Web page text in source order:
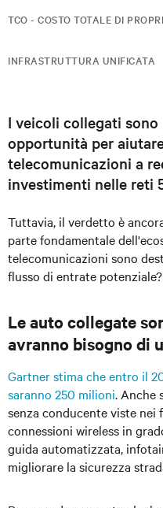
TCO - COSTO TOTALE DI
INFRASTRUTTURA UNIFICATA
I veicoli collegati sono
opportunità per
telecomunicazioni a
investimenti nelle reti
Tuttavia, il verdetto è
parte fondamentale
telecomunicazioni sono
flusso di entrate potenziale?
Le auto collegate
avranno bisogno di
Gartner stima che entro il
saranno 250 milioni. Anche
senza conducente viste nei
connessioni wireless in
guida automatizzata,
migliorare la sicurezza